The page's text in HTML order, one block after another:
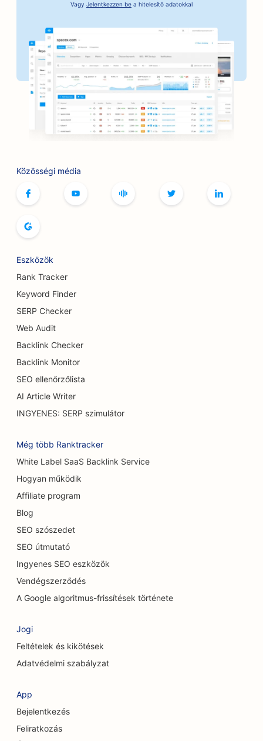
SEO az óvadéki szolgáltatások számára
SEO bankok számára
SEO pékségek számára
SEO a borbélyüzletek számára
SEO a BBQ Joints számára
SEO butikok számára
SEO a bowlingpályák számára
SEO a társasjáték kávézók számára
SEO a mellnagyobbítási szolgáltatásokhoz
SEO büfé éttermek számára
SEO az égési sebészek számára
SEO kávézók számára
SEO a cukrászdák számára
SEO autómosók számára
SEO autókereskedések számára
SEO a takarítási szolgáltatások számára
SEO a csontkovácsok számára
SEO a kémiai hámlasztási szolgáltatásokhoz
SEO a koponya- és arckoponya sebészek
számára
SEO a Hitelszövetkezetek számára
Vagy Jelentkezzen be a hitelesítő adatokkal
Közösségi média
Eszközök
Rank Tracker
Keyword Finder
SERP Checker
Web Audit
Backlink Checker
Backlink Monitor
SEO ellenőrzőlista
AI Article Writer
INGYENES: SERP szimulátor
Még több Ranktracker
White Label SaaS Backlink Service
Hogyan működik
Affiliate program
Blog
SEO szószedet
SEO útmutató
Ingyenes SEO eszközök
Vendégszerződés
A Google algoritmus-frissítések története
Jogi
Feltételek és kikötések
Adatvédelmi szabályzat
App
Bejelentkezés
Feliratkozás